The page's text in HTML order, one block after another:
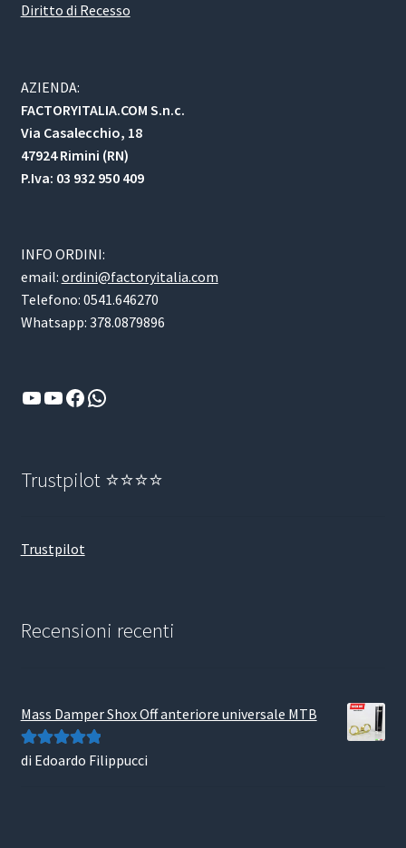
Diritto di Recesso
AZIENDA:
FACTORYITALIA.COM S.n.c.
Via Casalecchio, 18
47924 Rimini (RN)
P.Iva: 03 932 950 409
INFO ORDINI:
email: ordini@factoryitalia.com
Telefono: 0541.646270
Whatsapp: 378.0879896
YouTube
YouTube
Facebook
WhatsApp
Trustpilot ⭐⭐⭐⭐
Trustpilot
Recensioni recenti
Mass Damper Shox Off anteriore universale MTB
Valutato5su
di Edoardo Filippucci